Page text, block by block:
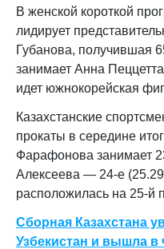
В женской короткой
лидирует
Губанова, получившая
занимает Анна Пеццетта
идет южнокорейская
Казахстанские
прокаты в середине
Фарафонова занимает
Алексеева — 24-е (25.29
расположилась на 25-й
Сборная Казахстана
Узбекистан и вышла в